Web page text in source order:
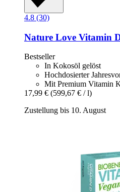
4.8 (30)
Nature Love Vitamin
Bestseller
In Kokosöl gelöst
Hochdosierter
Mit Premium Vitamin
17,99 € (599,67 € / l)
Zustellung bis 10. August